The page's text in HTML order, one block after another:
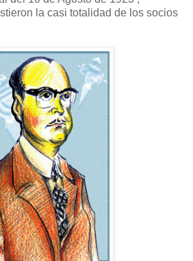
la casi totalidad de los socios